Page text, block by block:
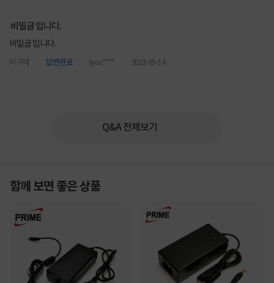
비밀글 입니다.
비밀글 입니다.
비구매 답변완료 lyos**** 2023-05-14
Q&A 전체보기
함께 보면 좋은 상품